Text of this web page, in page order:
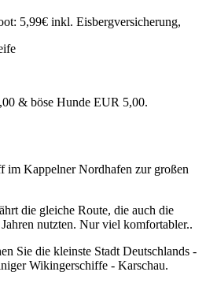
5,99€ inkl. Eisbergversicherung,
& böse Hunde EUR 5,00.
im Kappelner Nordhafen zur großen
die gleiche Route, die auch die
nutzten. Nur viel komfortabler..
Sie die kleinste Stadt Deutschlands -
Wikingerschiffe - Karschau.